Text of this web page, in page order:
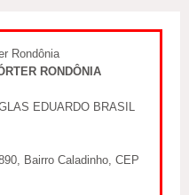
RONDÔNIA
EDUARDO BRASIL
Bairro Caladinho, CEP